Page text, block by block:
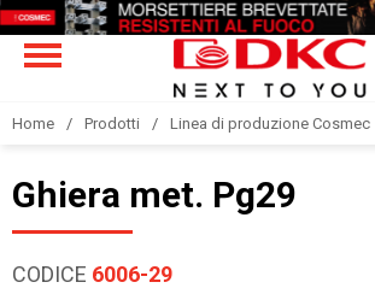
Home Prodotti Linea di produzione Cosmec
Ghiera met. Pg29
CODICE 6006-29